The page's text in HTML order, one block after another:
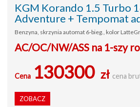
KGM Korando 1.5 Turbo
Adventure + Tempomat
Benzyna, skrzynia automat 6-bieg., kolor
AC/OC/NW/ASS na 1-szy
Cena 130300 zł cena
ZOBACZ